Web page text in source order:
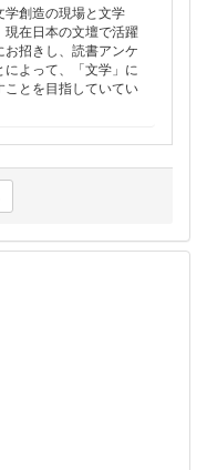
創造の現場と文学
在日本の文壇で活躍
招きし、読書アンケ
よって、「文学」に
とを目指していてい